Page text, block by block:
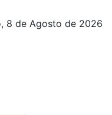
8 de Agosto de 2026